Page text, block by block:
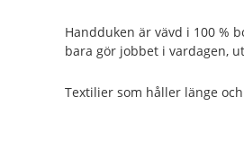
Handduken är vävd i 100 %
bara gör jobbet i vardagen,
Textilier som håller länge